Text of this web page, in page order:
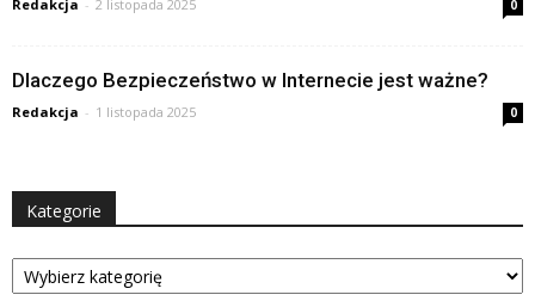
Redakcja - 2 listopada 2025 0
Dlaczego Bezpieczeństwo w Internecie jest ważne?
Redakcja - 1 listopada 2025 0
Kategorie
Kategorie